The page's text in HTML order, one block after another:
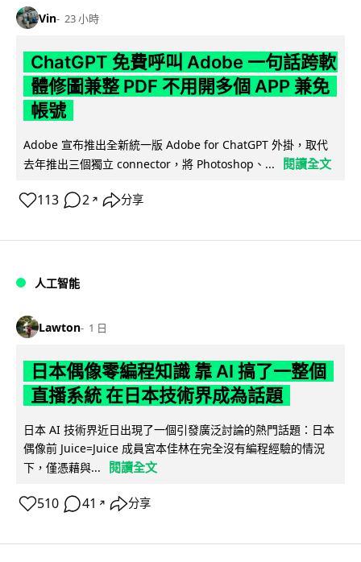
Vin 23 小時
ChatGPT 免費呼叫 Adobe 一句話跨軟
體修圖兼整 PDF 不用開多個 APP 兼免
帳號
Adobe 宣布推出全新統一版 Adobe for ChatGPT 外掛，取代
去年推出三個獨立 connector，將 Photoshop、...
閱讀全文
113 2 ↗ 分享
人工智能
Lawton 1 日
日本偶像零編程知識 靠 AI 搞了一整個
直播系統 在日本技術界成為話題
日本 AI 技術界近日出現了一個引發廣泛討論的熱門話題：日本
偶像前 Juice=Juice 成員宮本佳林在完全沒有編程經驗的情況
下，僅憑藉與...
閱讀全文
510 41 ↗ 分享